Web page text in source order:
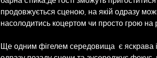
продовжується сценою, на якій одразу
насолодитись коцертом чи просто грою на
Ще одним фігелем середовища  є яскрава